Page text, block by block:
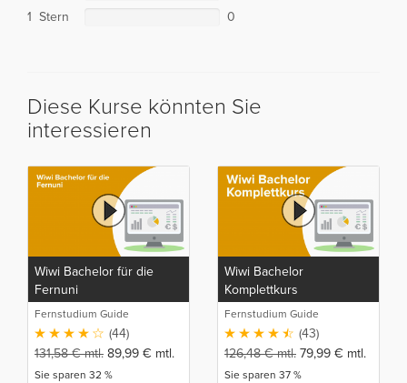
1 Stern
0
Diese Kurse könnten Sie
interessieren
Wiwi Bachelor für die
Fernuni
Fernstudium Guide
(44)
131,58€mtl. 89,99 € mtl.
Sie sparen 32 %
Wiwi Bachelor
Komplettkurs
Fernstudium Guide
(43)
126,48€mtl. 79,99 € mtl.
Sie sparen 37 %